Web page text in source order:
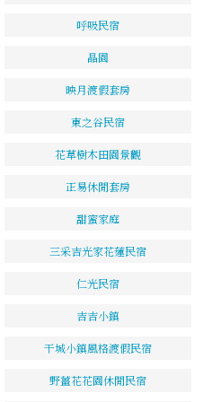
呼吸民宿
晶園
映月渡假套房
東之谷民宿
花草樹木田園景觀
正易休閒套房
甜蜜家庭
三采吉光家花蓮民宿
仁光民宿
吉吉小鎮
干城小鎮風格渡假民宿
野薑花花園休閒民宿